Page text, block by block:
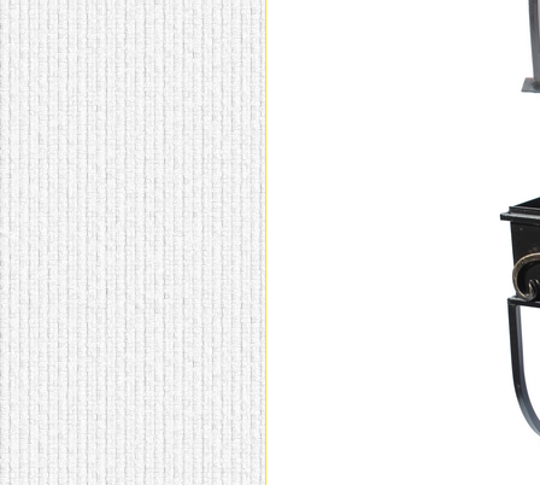
домашнем использовании.
Эта мебель имеет
некоторые преимущества
перед той же стенкой для
гостиной, к примеру,
поскольку она более
легкая и не загромождает
пространство. В спальне
этот предмет можно
поставить у изголовья
кровати, чтобы заполнить
пустующее там
место. Также стеллажи
очень часто используют в
качестве разграничителей
комнаты, например, на
рабочую зону и
пространство для отдыха.
Особенно это актуально
для однокомнатных
квартир.